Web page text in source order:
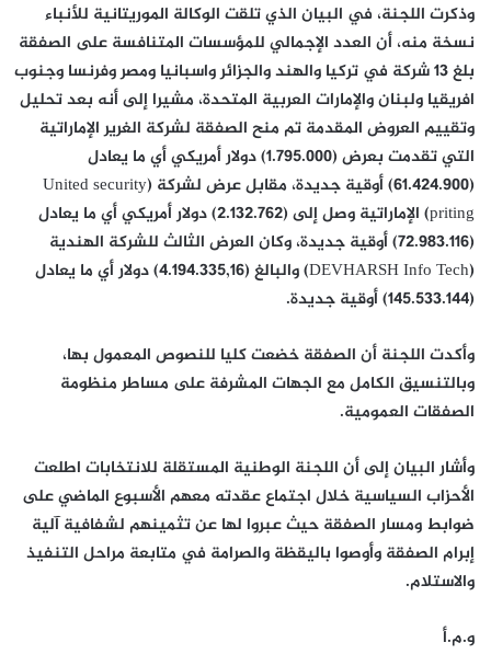
وذكرت اللجنة، في البيان الذي تلقت الوكالة الموريتانية للأنباء
نسخة منه، أن العدد الإجمالي للمؤسسات المتنافسة على الصفقة
بلغ 13 شركة في تركيا والهند والجزائر واسبانيا ومصر وفرنسا وجنوب
افريقيا ولبنان والإمارات العربية المتحدة، مشيرا إلى أنه بعد تحليل
وتقييم العروض المقدمة تم منح الصفقة لشركة الغرير الإماراتية
التي تقدمت بعرض (1.795.000) دولار أمريكي أي ما يعادل
(61.424.900) أوقية جديدة، مقابل عرض لشركة (United security
priting) الإماراتية وصل إلى (2.132.762) دولار أمريكي أي ما يعادل
(72.983.116) أوقية جديدة، وكان العرض الثالث للشركة الهندية
(DEVHARSH Info Tech) والبالغ (4.194.335,16) دولار أي ما يعادل
(145.533.144) أوقية جديدة.
وأكدت اللجنة أن الصفقة خضعت كليا للنصوص المعمول بها،
وبالتنسيق الكامل مع الجهات المشرفة على مساطر منظومة
الصفقات العمومية.
وأشار البيان إلى أن اللجنة الوطنية المستقلة للانتخابات اطلعت
الأحزاب السياسية خلال اجتماع عقدته معهم الأسبوع الماضي على
ضوابط ومسار الصفقة حيث عبروا لها عن تثمينهم لشفافية آلية
إبرام الصفقة وأوصوا باليقظة والصرامة في متابعة مراحل التنفيذ
والاستلام.
و.م.أ